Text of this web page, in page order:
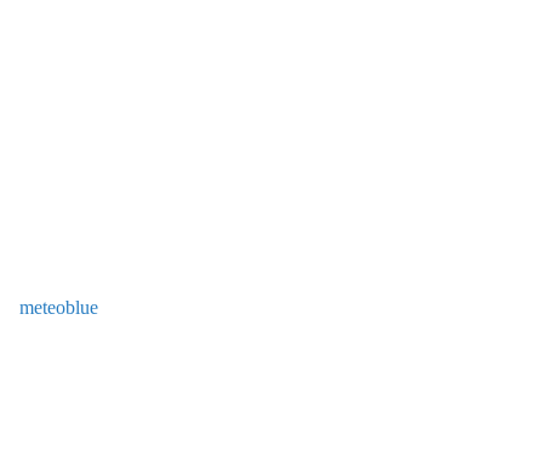
meteoblue